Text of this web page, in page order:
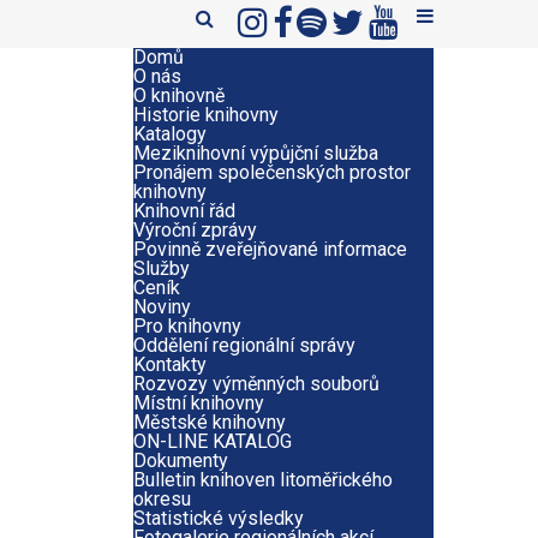
Domů
O nás
O knihovně
Historie knihovny
Katalogy
Meziknihovní výpůjční služba
Pronájem společenských prostor
knihovny
Knihovní řád
Výroční zprávy
Povinně zveřejňované informace
Služby
Ceník
Noviny
Pro knihovny
Oddělení regionální správy
Kontakty
Rozvozy výměnných souborů
Místní knihovny
Městské knihovny
ON-LINE KATALOG
Dokumenty
Bulletin knihoven litoměřického
okresu
Statistické výsledky